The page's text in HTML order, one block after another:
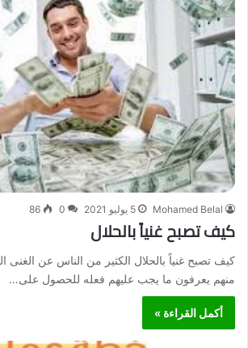
Mohamed Belal 5 يوليو 2021 0
86
كيف تصبح غنياً بالحلال
كيف تصبح غنياً بالحلال الكثير من الناس عن الغنى
منهم يعرفون ما يجب عليهم فعله للحصول على…
أكمل القراءة »